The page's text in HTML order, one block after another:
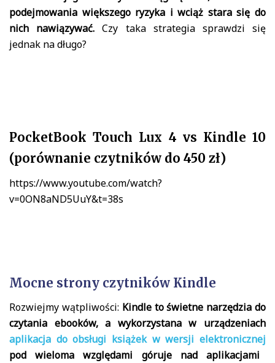
podejmowania większego ryzyka i wciąż stara się do
nich nawiązywać. Czy taka strategia sprawdzi się
jednak na długo?
PocketBook Touch Lux 4 vs Kindle 10
(porównanie czytników do 450 zł)
https://www.youtube.com/watch?
v=0ON8aND5UuY&t=38s
Mocne strony czytników Kindle
Rozwiejmy wątpliwości: Kindle to świetne narzędzia do
czytania ebooków, a wykorzystana w urządzeniach
aplikacja do obsługi książek w wersji elektronicznej
pod wieloma względami góruje nad aplikacjami